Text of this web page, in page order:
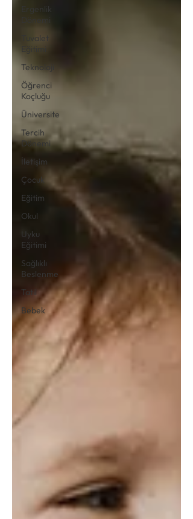
Ergenlik
Dönemi
Tuvalet
Teknoloji
Öğrenci
Koçluğu
Üniversite
Tercih
Dönemi
İletişim
Çocuk
Eğitim
Okul
Uyku
Eğitimi
Sağlıklı
Beslenme
Tatil
Bebek